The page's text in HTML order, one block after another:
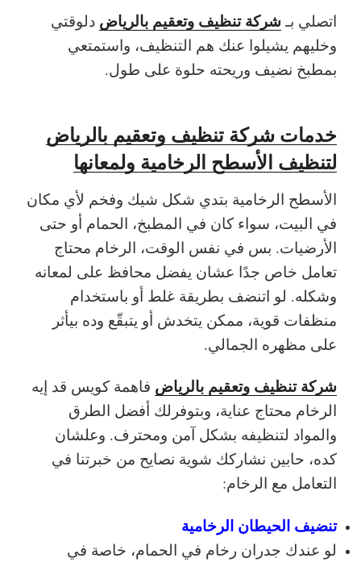
اتصلي بـ شركة تنظيف وتعقيم بالرياض دلوقتي
وخليهم يشيلوا عنك هم التنظيف، واستمتعي
بمطبخ نضيف وريحته حلوة على طول.
خدمات شركة تنظيف وتعقيم بالرياض
لتنظيف الأسطح الرخامية ولمعانها
الأسطح الرخامية بتدي شكل شيك وفخم لأي مكان
في البيت، سواء كان في المطبخ، الحمام أو حتى
الأرضيات. بس في نفس الوقت، الرخام محتاج
تعامل خاص جدًا عشان يفضل محافظ على لمعانه
وشكله. لو اتنضف بطريقة غلط أو باستخدام
منظفات قوية، ممكن يتخدش أو يتبقّع وده بيأثر
على مظهره الجمالي.
شركة تنظيف وتعقيم بالرياض فاهمة كويس قد إيه
الرخام محتاج عناية، وبتوفرلك أفضل الطرق
والمواد لتنظيفه بشكل آمن ومحترف. وعلشان
كده، حابين نشاركك شوية نصايح من خبرتنا في
التعامل مع الرخام:
تنضيف الحيطان الرخامية
لو عندك جدران رخام في الحمام، خاصة في